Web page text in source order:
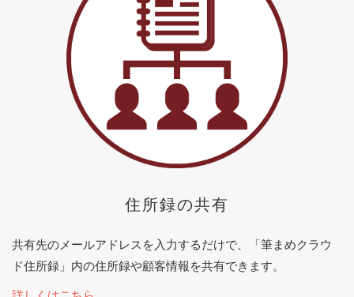
住所録の共有
共有先のメールアドレスを入力するだけで、「筆まめクラウ
ド住所録」内の住所録や顧客情報を共有できます。